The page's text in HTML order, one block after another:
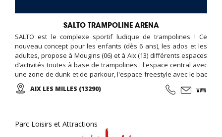
SALTO TRAMPOLINE ARENA
SALTO est le complexe sportif ludique de trampolines ! Ce
nouveau concept pour les enfants (dès 6 ans), les ados et les
adultes, propose à Mougins (06) et à Aix (13) différents espaces
d’activités toutes à base de trampolines : l'espace central avec
une zone de dunk et de parkour, l'espace freestyle avec le bac
à mousse et l'airbag, le terrain de dodgeball, la pro zone avec
son mur incliné. Des cours (parkour, trampoline, fitness) sont
séminaire entreprise...
AIX LES MILLES (13290)
Parc Loisirs et Attractions